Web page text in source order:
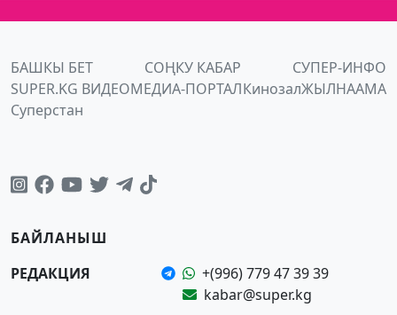
БАШКЫ БЕТ СОҢКУ КАБАР
СУПЕР-ИНФО
SUPER.KG ВИДЕОМЕДИА-ПОРТАЛКинозалЖЫЛНААМА
Суперстан
БАЙЛАНЫШ
РЕДАКЦИЯ
+(996) 779 47 39 39
kabar@super.kg